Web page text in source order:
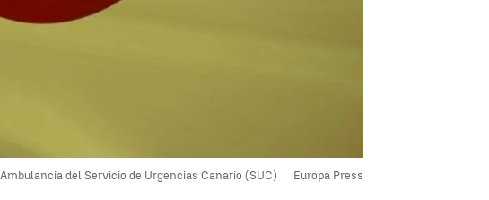
Ambulancia del Servicio de Urgencias Canario (SUC) Europa Press